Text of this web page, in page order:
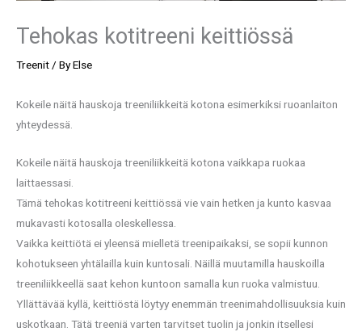
Tehokas kotitreeni keittiössä
Treenit / ByElse
Kokeile näitä hauskoja treeniliikkeitä kotona esimerkiksi ruoanlaiton
yhteydessä.
Kokeile näitä hauskoja treeniliikkeitä kotona vaikkapa ruokaa
laittaessasi.
Tämä tehokas kotitreeni keittiössä vie vain hetken ja kunto kasvaa
mukavasti kotosalla oleskellessa.
Vaikka keittiötä ei yleensä mielletä treenipaikaksi, se sopii kunnon
kohotukseen yhtälailla kuin kuntosali. Näillä muutamilla hauskoilla
treeniliikkeellä saat kehon kuntoon samalla kun ruoka valmistuu.
Yllättävää kyllä, keittiöstä löytyy enemmän treenimahdollisuuksia kuin
uskotkaan. Tätä treeniä varten tarvitset tuolin ja jonkin itsellesi